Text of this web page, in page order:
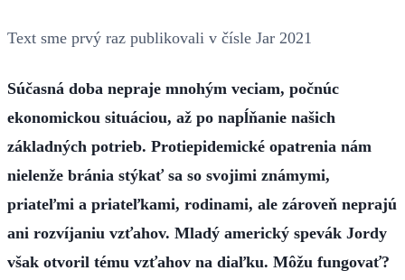
Text sme prvý raz publikovali v čísle Jar 2021
Súčasná doba nepraje mnohým veciam, počnúc
ekonomickou situáciou, až po napĺňanie našich
základných potrieb. Protiepidemické opatrenia nám
nielenže bránia stýkať sa so svojimi známymi,
priateľmi a priateľkami, rodinami, ale zároveň neprajú
ani rozvíjaniu vzťahov. Mladý americký spevák Jordy
však otvoril tému vzťahov na diaľku. Môžu fungovať?